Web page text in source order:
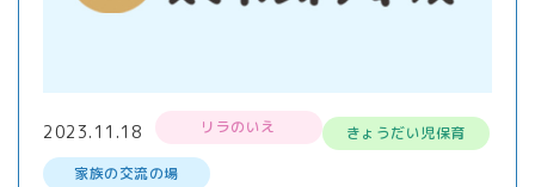
2023.11.18 リラのいえ
きょうだい児保育
家族の交流の場